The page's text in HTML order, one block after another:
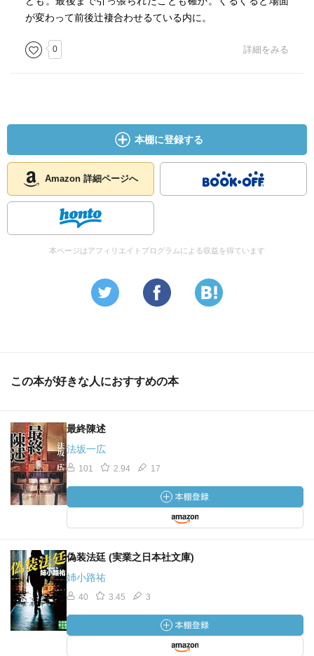
が変わって前後辻褄合わせるている内に。
0 詳細をみる
本棚に登録する
Amazon 詳細ページへ
本ページはアフィリエイトプログラムによる収益を得ています
この本が好きな人におすすめの本
最終陳述
法坂一広
101 2.94 17
偽装法廷 (実業之日本社文庫)
姉小路祐
40 3.45 3